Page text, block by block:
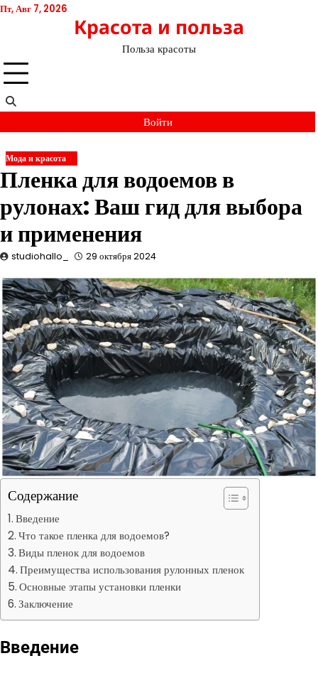
Перейти
Пт, Авг 7, 2026
Красота и польза
Польза красоты
Войти
Мода и красота
Пленка для водоемов в
рулонах: Ваш гид для выбора
и применения
studiohallo_ 29 октября 2024
Содержание
Введение
Что такое пленка для водоемов?
Виды пленок для водоемов
Преимущества использования рулонных пленок
Основные этапы установки пленки
Заключение
Введение